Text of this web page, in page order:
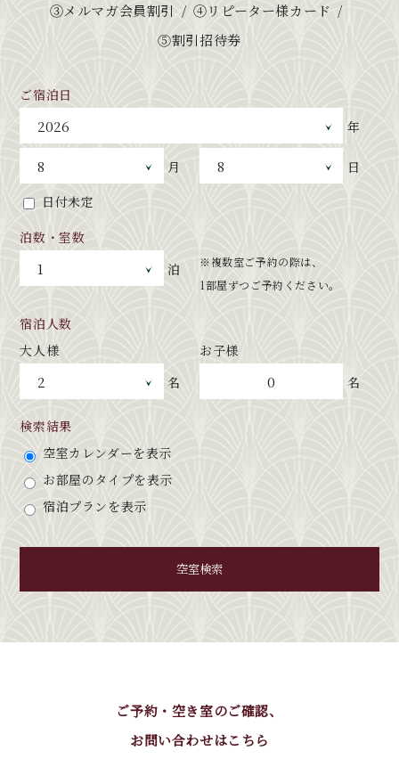
③メルマガ会員割引
④リピーター様カード
⑤割引招待券
ご宿泊日
年
月
日
日付未定
泊数・室数
泊
※複数室ご予約の際は、
1部屋ずつご予約ください。
宿泊人数
大人様
名
お子様
0 名
検索結果
空室カレンダーを表示
お部屋のタイプを表示
宿泊プランを表示
空室検索
ご予約・空き室のご確認、
お問い合わせはこちら